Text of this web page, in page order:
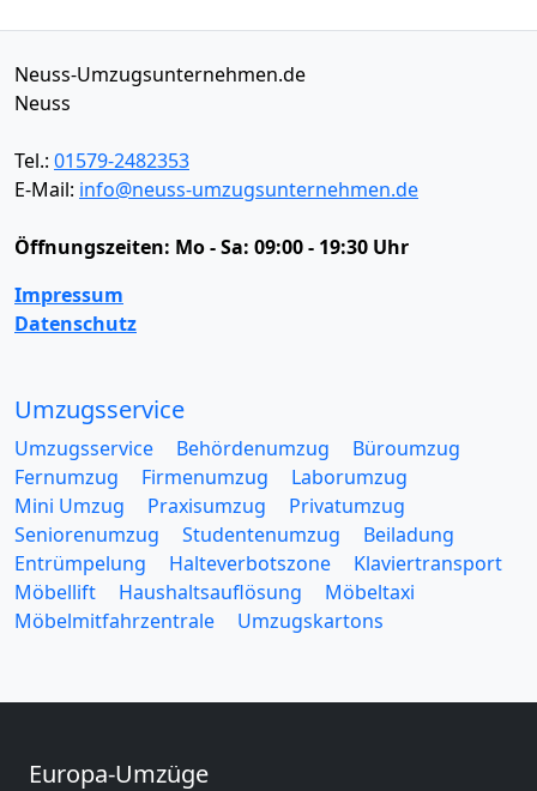
Neuss-Umzugsunternehmen.de
Neuss
Tel.: 01579-2482353
E-Mail: info@neuss-umzugsunternehmen.de
Öffnungszeiten: Mo - Sa: 09:00 - 19:30 Uhr
Impressum
Datenschutz
Umzugsservice
Umzugsservice Behördenumzug
Büroumzug
Fernumzug
Firmenumzug
Laborumzug
Mini Umzug
Praxisumzug
Privatumzug
Seniorenumzug
Studentenumzug
Beiladung
Entrümpelung
Halteverbotszone
Klaviertransport
Möbellift
Haushaltsauflösung
Möbeltaxi
Möbelmitfahrzentrale
Umzugskartons
Europa-Umzüge